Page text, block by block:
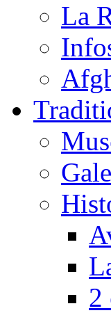
La
2